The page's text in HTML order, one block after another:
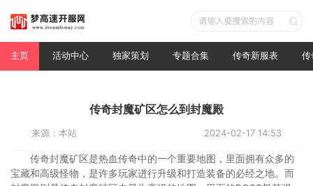
主页 活动中心 独家策划 专题合集 传奇新服表 传
传奇封魔矿区怎么到封魔殿
来源：本站 2024-02-17 14:53
传奇封魔矿区是热血传奇中的一个重要地图，里面拥有众多的
宝藏和高级怪物，是许多玩家进行升级和打造装备的必经之地。而